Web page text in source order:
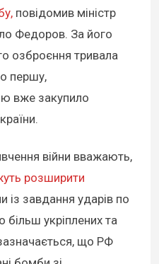
повідомив міністр
Федоров. За його
озброєння тривала
першу,
вже закупило
війни вважають,
розширити
із завдання ударів по
більш укріплених та
що РФ